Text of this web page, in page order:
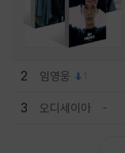
2 임영웅 1
3 오디세이아